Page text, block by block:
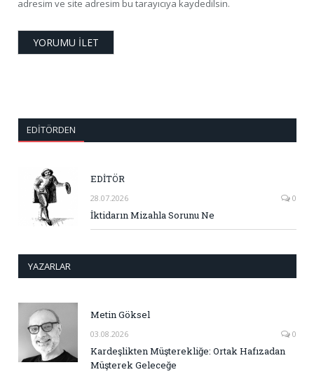
adresim ve site adresim bu tarayıcıya kaydedilsin.
EDITÖRDEN
EDİTÖR
28.07.2026 0
İktidarın Mizahla Sorunu Ne
YAZARLAR
Metin Göksel
03.08.2026 0
Kardeşlikten Müşterekliğe: Ortak Hafızadan
Müşterek Geleceğe